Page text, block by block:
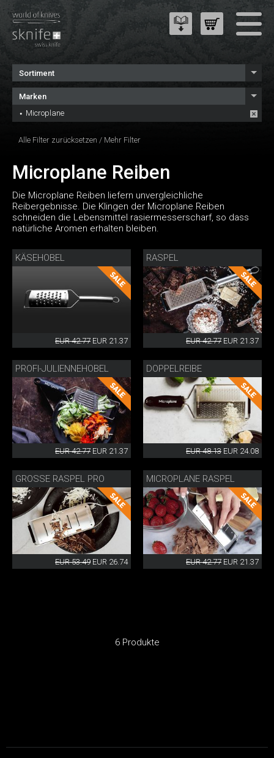
Sortiment
Marken
Microplane
Alle Filter zurücksetzen / Mehr Filter
Microplane Reiben
Die Microplane Reiben liefern unvergleichliche
Reibergebnisse. Die Klingen der Microplane Reiben
schneiden die Lebensmittel rasiermesserscharf, so dass
natürliche Aromen erhalten bleiben.
KÄSEHOBEL
EUR 42.77 EUR 21.37
RASPEL
EUR 42.77 EUR 21.37
PROFI-JULIENNEHOBEL
EUR 42.77 EUR 21.37
DOPPELREIBE
EUR 48.13 EUR 24.08
GROSSE RASPEL PRO
EUR 53.49 EUR 26.74
MICROPLANE RASPEL
EUR 42.77 EUR 21.37
6 Produkte